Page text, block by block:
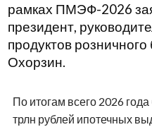
рамках ПМЭФ-2026
президент,
продуктов
Охорзин.
По итогам всего 2026
трлн рублей ипотечных